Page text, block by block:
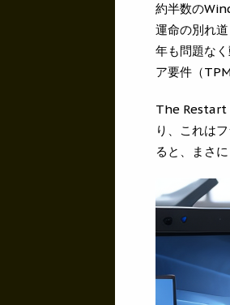
約半数の
運命の別れ
年も問題な
ア要件（
The Restart
り、これは
ると、まさ